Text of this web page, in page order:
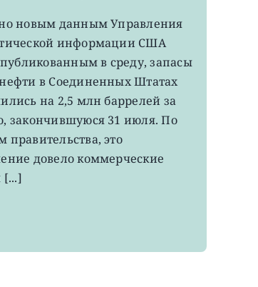
USO,
запасы
нефти
хранилищах
США
выросли
новым данным Управления
информации США
в среду, запасы
в Соединенных Штатах
на 2,5 млн баррелей за
закончившуюся 31 июля. По
правительства, это
довело коммерческие
[...]